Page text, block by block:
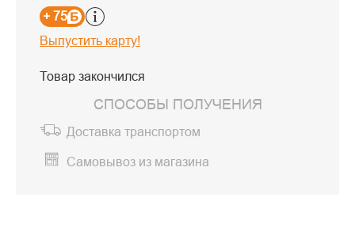
+ 75
Выпустить карту!
Товар закончился
СПОСОБЫ ПОЛУЧЕНИЯ
Доставка транспортом
Самовывоз из магазина